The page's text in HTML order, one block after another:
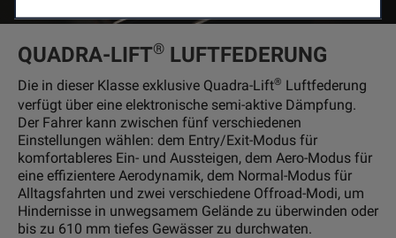
QUADRA-LIFT® LUFTFEDERUNG
Die in dieser Klasse exklusive Quadra-Lift® Luftfederung
verfügt über eine elektronische semi-aktive Dämpfung.
Der Fahrer kann zwischen fünf verschiedenen
Einstellungen wählen: dem Entry/Exit-Modus für
komfortableres Ein- und Aussteigen, dem Aero-Modus für
eine effizientere Aerodynamik, dem Normal-Modus für
Alltagsfahrten und zwei verschiedene Offroad-Modi, um
Hindernisse in unwegsamem Gelände zu überwinden oder
bis zu 610 mm tiefes Gewässer zu durchwaten.